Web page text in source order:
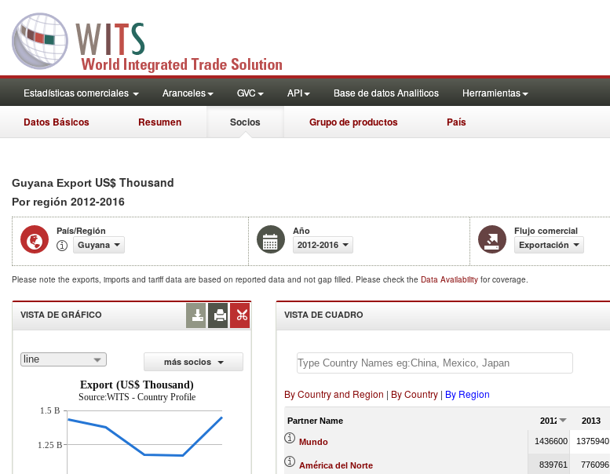
Estadísticas comerciales Aranceles GVC API Base de datos Analiticos Herramientas
Datos Básicos Resumen Socios Grupo de productos País
Guyana Export US$ Thousand
Por región 2012-2016
País/Región
Guyana
Año
2012-2016
Flujo comercial
Exportación
Please note the exports, imports and tariff data are based on reported data and not gap filled. Please check the Data Availability for coverage.
VISTA DE GRÁFICO
line
más socios
Export (US$ Thousand)
Source:WITS - Country Profile
1.5 B
1.25 B
VISTA DE CUADRO
By Country and Region | By Country | By Region
Partner Name 2012 2013
Mundo 1436600 1375940
América del Norte 839761 776096